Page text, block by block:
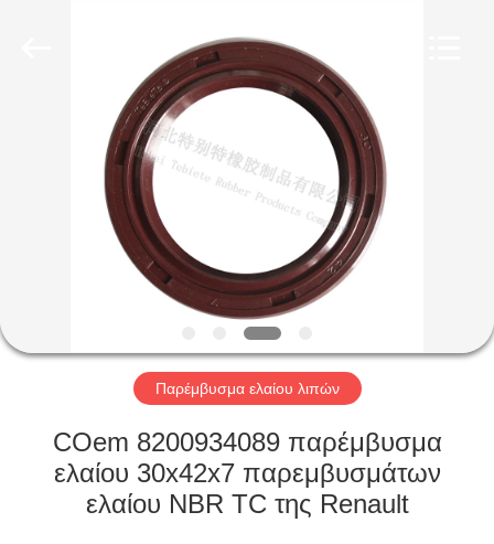
ΠΡΟΪΌΝΤΑ
ΠΕΡΊΠΟΥ
ΓΎΡΟΣ
ΕΡΓΟΣΤΑΣΊΩΝ
ΠΟΙΟΤΙΚΌΣ
ΈΛΕΓΧΟΣ
Παρέμβυσμα ελαίου λιπών
COem 8200934089 παρέμβυσμα
ελαίου 30x42x7 παρεμβυσμάτων
ελαίου NBR TC της Renault